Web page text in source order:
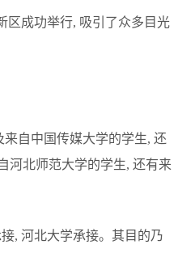
区成功举行, 吸引了众多目光
自中国传媒大学的学生, 还
河北师范大学的学生, 还有来
, 河北大学承接。其目的乃